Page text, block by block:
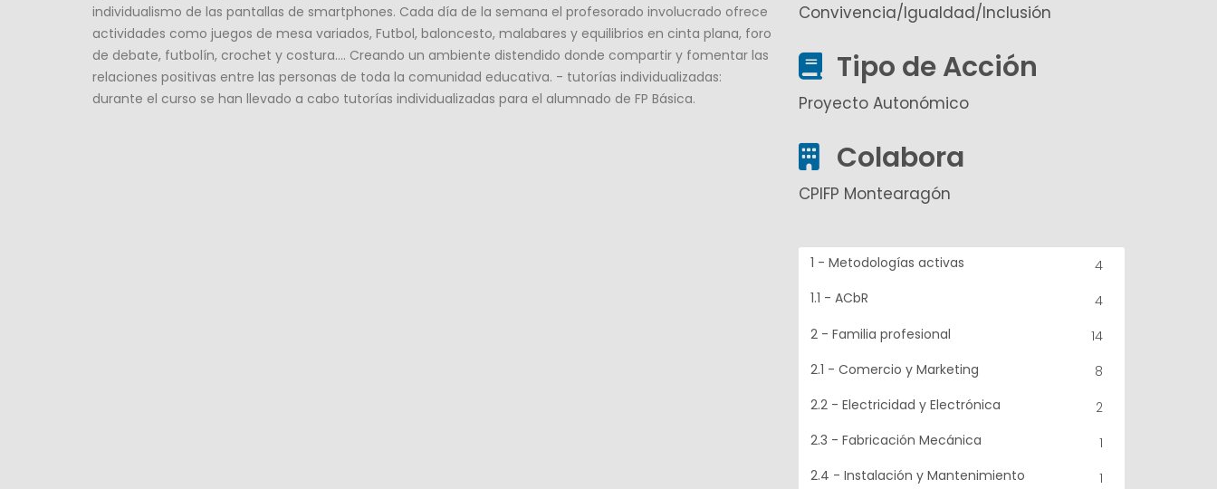
individualismo de las pantallas de smartphones. Cada día de la semana el profesorado involucrado ofrece
actividades como juegos de mesa variados, Futbol, baloncesto, malabares y equilibrios en cinta plana, foro
de debate, futbolín, crochet y costura…. Creando un ambiente distendido donde compartir y fomentar las
relaciones positivas entre las personas de toda la comunidad educativa. - tutorías individualizadas:
durante el curso se han llevado a cabo tutorías individualizadas para el alumnado de FP Básica.
Convivencia/Igualdad/Inclusión
Tipo de Acción
Proyecto Autonómico
Colabora
CPIFP Montearagón
1 - Metodologías activas
4
1.1 - ACbR
4
2 - Familia profesional
14
2.1 - Comercio y Marketing
8
2.2 - Electricidad y Electrónica
2
2.3 - Fabricación Mecánica
1
2.4 - Instalación y Mantenimiento
1